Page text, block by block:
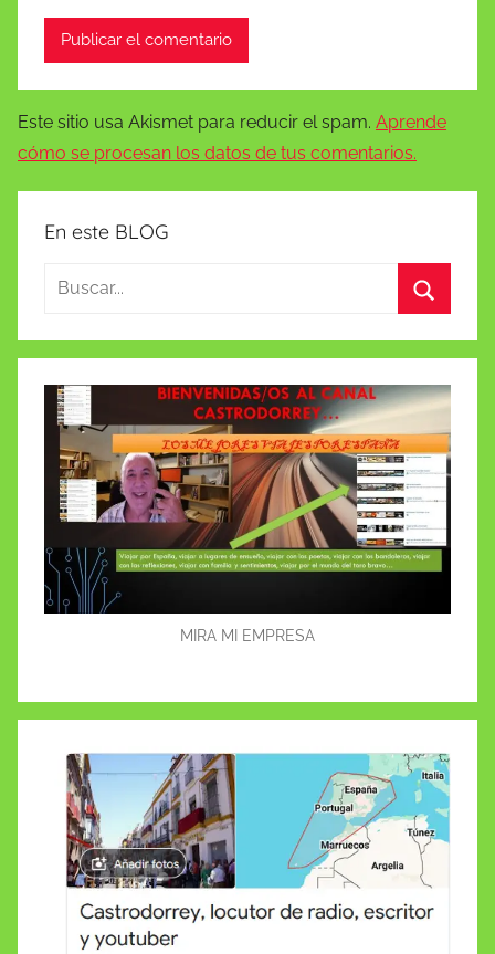
Este sitio usa Akismet para reducir el spam. Aprende
cómo se procesan los datos de tus comentarios.
En este BLOG
Buscar:
MIRA MI EMPRESA